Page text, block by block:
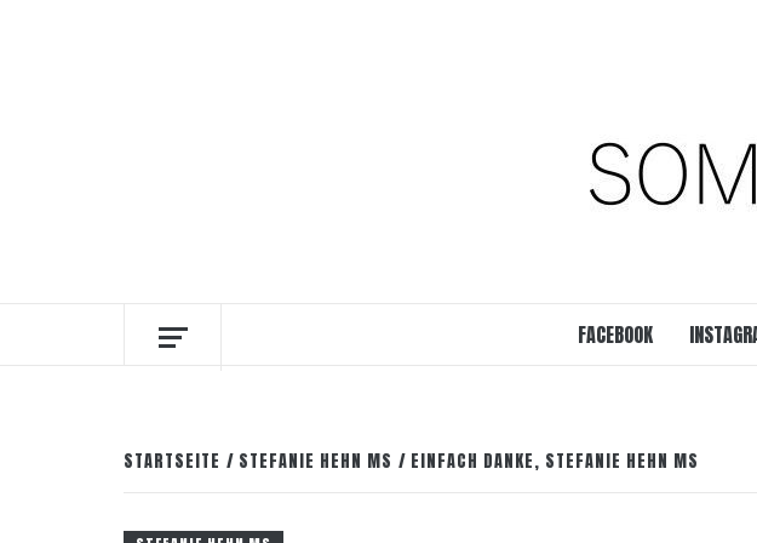
FACEBOOK
STARTSEITE STEFANIE HEHN MS EINFACH DANKE, STEFANIE HEHN MS